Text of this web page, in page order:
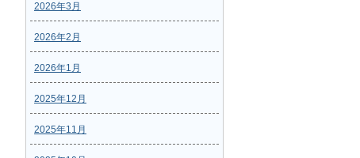
2026年3月
2026年2月
2026年1月
2025年12月
2025年11月